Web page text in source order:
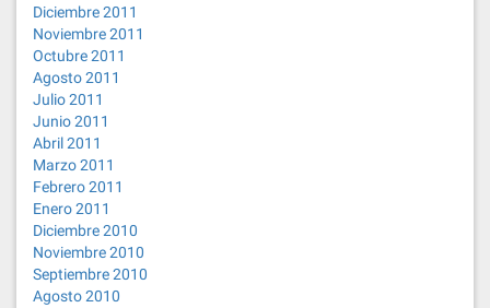
Diciembre 2011
Noviembre 2011
Octubre 2011
Agosto 2011
Julio 2011
Junio 2011
Abril 2011
Marzo 2011
Febrero 2011
Enero 2011
Diciembre 2010
Noviembre 2010
Septiembre 2010
Agosto 2010